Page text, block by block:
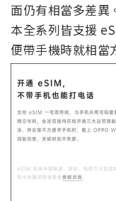
面仍有相當多差異
本全系列皆支援
便帶手機時就相當